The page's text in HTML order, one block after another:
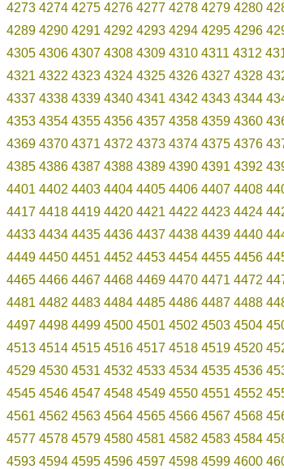
4273 4274 4275 4276 4277 4278 4279 4280
4289 4290 4291 4292 4293 4294 4295 4296
4305 4306 4307 4308 4309 4310 4311 4312
4321 4322 4323 4324 4325 4326 4327 4328
4337 4338 4339 4340 4341 4342 4343 4344
4353 4354 4355 4356 4357 4358 4359 4360
4369 4370 4371 4372 4373 4374 4375 4376
4385 4386 4387 4388 4389 4390 4391 4392
4401 4402 4403 4404 4405 4406 4407 4408
4417 4418 4419 4420 4421 4422 4423 4424
4433 4434 4435 4436 4437 4438 4439 4440
4449 4450 4451 4452 4453 4454 4455 4456
4465 4466 4467 4468 4469 4470 4471 4472
4481 4482 4483 4484 4485 4486 4487 4488
4497 4498 4499 4500 4501 4502 4503 4504
4513 4514 4515 4516 4517 4518 4519 4520
4529 4530 4531 4532 4533 4534 4535 4536
4545 4546 4547 4548 4549 4550 4551 4552
4561 4562 4563 4564 4565 4566 4567 4568
4577 4578 4579 4580 4581 4582 4583 4584
4593 4594 4595 4596 4597 4598 4599 4600